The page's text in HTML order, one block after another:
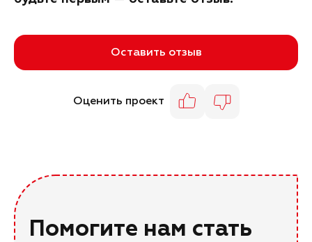
Оставить отзыв
Оценить проект
Помогите нам стать